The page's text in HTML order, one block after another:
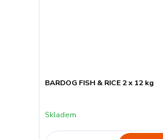
BARDOG FISH & RICE 2 x 12 kg
Skladem